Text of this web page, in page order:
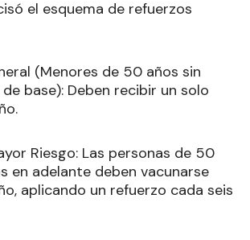
el esquema de refuerzos
(Menores de 50 años sin
base): Deben recibir un solo
Riesgo: Las personas de 50
en adelante deben vacunarse
aplicando un refuerzo cada seis